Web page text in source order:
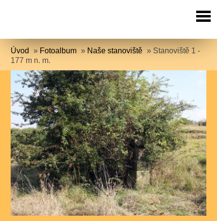
Úvod » Fotoalbum » Naše stanoviště » Stanoviště 1 -
177 m n. m.